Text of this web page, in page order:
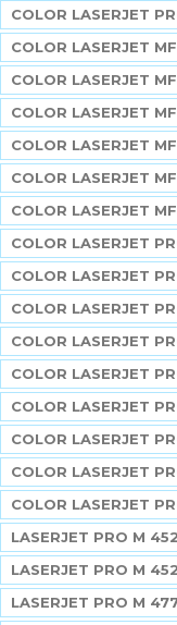
COLOR LASERJET
COLOR LASERJET
COLOR LASERJET
COLOR LASERJET
COLOR LASERJET
COLOR LASERJET
COLOR LASERJET
COLOR LASERJET
COLOR LASERJET
COLOR LASERJET
COLOR LASERJET
COLOR LASERJET
COLOR LASERJET
COLOR LASERJET
COLOR LASERJET
COLOR LASERJET
LASERJET PRO M 452
LASERJET PRO M
LASERJET PRO M